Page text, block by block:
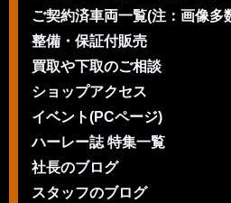
ご契約済車両一覧(注：画像多
整備・保証付販売
買取や下取のご相談
ショップアクセス
イベント(PCページ)
ハーレー誌 特集一覧
社長のブログ
スタッフのブログ